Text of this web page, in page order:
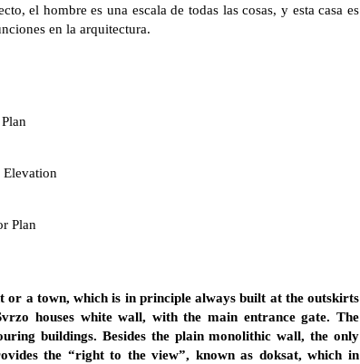
el hombre es una escala de todas las cosas, y esta casa es
en la arquitectura.
Elevation
Plan
or a town, which is in principle always built at the outskirts
houses white wall, with the main entrance gate. The
buildings. Besides the plain monolithic wall, the only
the “right to the view”, known as doksat, which in